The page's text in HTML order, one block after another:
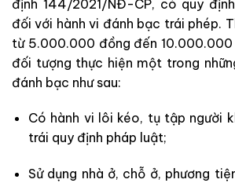
định 144/2021/NĐ-CP, có quy
đối với hành vi đánh bạc trái phép.
từ 5.000.000 đồng đến
đối tượng thực hiện một trong
đánh bạc như sau:
Có hành vi lôi kéo, tụ tập người
trái quy định pháp luật;
Sử dụng nhà ở, chỗ ở, phương